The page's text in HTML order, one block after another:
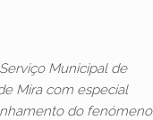
Municipal de
Mira com especial
do fenómeno